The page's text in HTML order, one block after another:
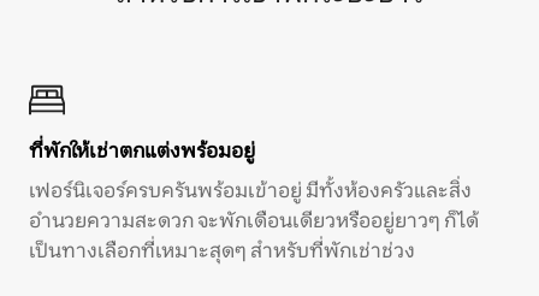
ที่พักให้เช่าตกแต่งพร้อมอยู่
เฟอร์นิเจอร์ครบครันพร้อมเข้าอยู่ มีทั้งห้องครัวและสิ่ง
อำนวยความสะดวก จะพักเดือนเดียวหรืออยู่ยาวๆ ก็ได้
เป็นทางเลือกที่เหมาะสุดๆ สำหรับที่พักเช่าช่วง